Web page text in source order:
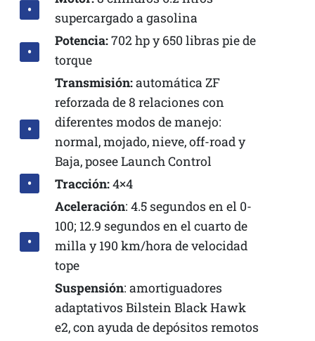
supercargado a gasolina
Potencia:702 hp y 650 libras pie de
torque
Transmisión:automática ZF
reforzada de 8 relaciones con
diferentes modos de manejo:
normal, mojado, nieve, off-road y
Baja, posee Launch Control
Tracción:4×4
Aceleración: 4.5 segundos en el 0-
100; 12.9 segundos en el cuarto de
milla y 190 km/hora de velocidad
tope
Suspensión: amortiguadores
adaptativos Bilstein Black Hawk
e2, con ayuda de depósitos remotos